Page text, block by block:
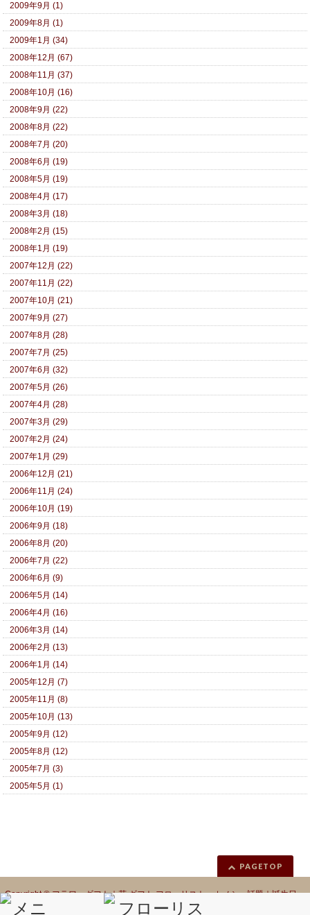
2009年9月 (1)
2009年8月 (1)
2009年1月 (34)
2008年12月 (67)
2008年11月 (37)
2008年10月 (16)
2008年9月 (22)
2008年8月 (22)
2008年7月 (20)
2008年6月 (19)
2008年5月 (19)
2008年4月 (17)
2008年3月 (18)
2008年2月 (15)
2008年1月 (19)
2007年12月 (22)
2007年11月 (22)
2007年10月 (21)
2007年9月 (27)
2007年8月 (28)
2007年7月 (25)
2007年6月 (32)
2007年5月 (26)
2007年4月 (28)
2007年3月 (29)
2007年2月 (24)
2007年1月 (29)
2006年12月 (21)
2006年11月 (24)
2006年10月 (19)
2006年9月 (18)
2006年8月 (20)
2006年7月 (22)
2006年6月 (9)
2006年5月 (14)
2006年4月 (16)
2006年3月 (14)
2006年2月 (13)
2006年1月 (14)
2005年12月 (7)
2005年11月 (8)
2005年10月 (13)
2005年9月 (12)
2005年8月 (12)
2005年7月 (3)
2005年5月 (1)
PAGETOP
Copyright ©フラワーギフト｜花 ギフト フローリスト カノシェ話題｜誕生日
花｜胡蝶蘭｜プリザーブドフラワー All Rights Reserved.